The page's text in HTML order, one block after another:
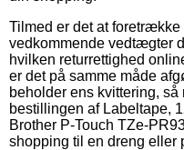
Tilmed er det at
vedkommende vedtægter
hvilken returrettighed
er det på samme måde
beholder ens kvittering,
bestillingen af Labeltape,
Brother P-Touch TZe-
shopping til en dreng eller